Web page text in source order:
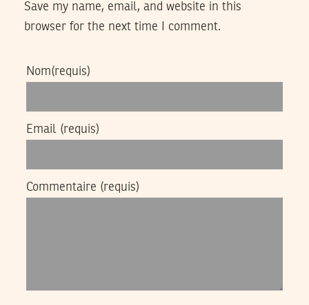
Save my name, email, and website in this
browser for the next time I comment.
Nom(requis)
Email (requis)
Commentaire (requis)